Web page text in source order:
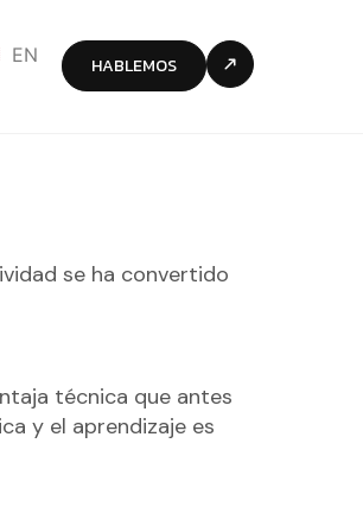
EN HABLEMOS
se ha convertido
técnica que antes
y el aprendizaje es